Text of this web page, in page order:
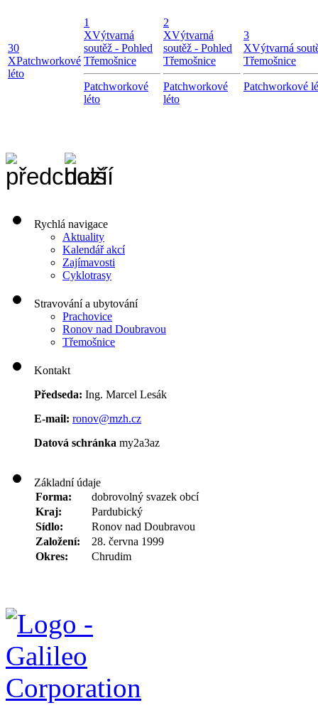
30
XPatchworkové
léto
1
XVýtvarná
soutěž - Pohled
Třemošnice
Patchworkové
léto
2
XVýtvarná
soutěž - Pohled
Třemošnice
Patchworkové
léto
3
XVýtvarná
Třemošnice
Patchworkové
Rychlá navigace
Aktuality
Kalendář akcí
Zajímavosti
Cyklotrasy
Stravování a ubytování
Prachovice
Ronov nad Doubravou
Třemošnice
Kontakt
Předseda: Ing. Marcel Lesák
E-mail: ronov@mzh.cz
Datová schránka my2a3az
Základní údaje
Forma:
dobrovolný svazek obcí
Kraj:
Pardubický
Sídlo:
Ronov nad Doubravou
Založení:
28. června 1999
Okres:
Chrudim